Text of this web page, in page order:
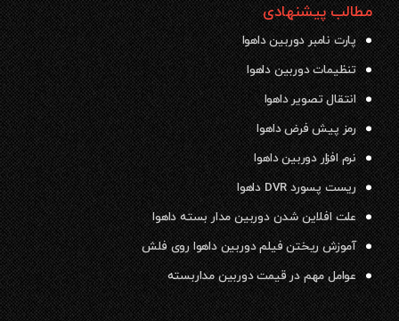
مطالب پیشنهادی
پارت نامبر دوربین داهوا
تنظیمات دوربین داهوا
انتقال تصویر داهوا
رمز پیش فرض داهوا
نرم افزار دوربین داهوا
ریست پسورد DVR داهوا
علت افلاین شدن دوربین مدار بسته داهوا
آموزش ریختن فیلم دوربین داهوا روی فلش
عوامل مهم در قیمت دوربین مداربسته